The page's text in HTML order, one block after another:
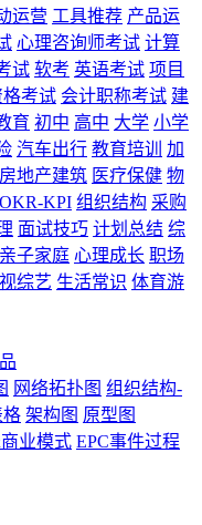
运营 工具推荐 产品运
心理咨询师考试 计算
试 软考 英语考试 项目
考试 会计职称考试 建
育 初中 高中 大学 小学
汽车出行 教育培训
加
房地产建筑 医疗保健 物
OKR-KPI 组织结构 采购
面试技巧 计划总结 综
亲子家庭 心理成长 职场
综艺 生活常识 体育游
网络拓扑图 组织结构-
格 架构图 原型图
业模式 EPC事件过程